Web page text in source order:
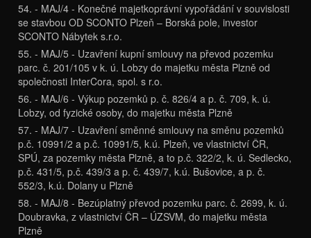
54. - MAJ/4 - Konečné majetkoprávní vypořádání v souvislosti
se stavbou OD SCONTO Plzeň – Borská pole, investor
SCONTO Nábytek s.r.o.
55. - MAJ/5 - Uzavření kupní smlouvy na převod pozemku
parc. č. 201/105 v k. ú. Lobzy do majetku města Plzně od
společnosti InterCora, spol. s r.o.
56. - MAJ/6 - Výkup pozemků p. č. 826/4 a p. č. 709, k. ú.
Lobzy, od fyzické osoby, do majetku města Plzně
57. - MAJ/7 - Uzavření směnné smlouvy na směnu pozemků
p.č. 10991/2 a p.č. 10991/5, k.ú. Plzeň, ve vlastnictví ČR,
SPÚ, za pozemky města Plzně, a to p.č. 322/2, k. ú. Sedlecko,
p.č. 431/5, p.č. 439/3 a p. č. 439/7, k.ú. Bušovice, a p. č.
552/3, k.ú. Dolany u Plzně
58. - MAJ/8 - Bezúplatný převod pozemku parc. č. 2699, k. ú.
Doubravka, z vlastnictví ČR – ÚZSVM, do majetku města
Plzně